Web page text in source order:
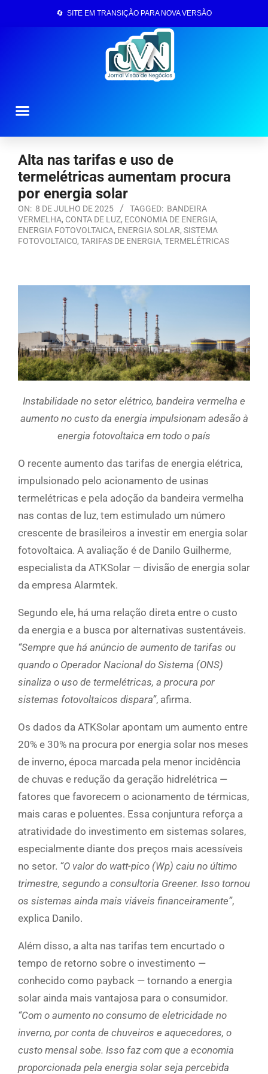
🔄 SITE EM TRANSIÇÃO PARA NOVA VERSÃO
Alta nas tarifas e uso de
termelétricas aumentam procura
por energia solar
ON: 8 DE JULHO DE 2025 TAGGED: BANDEIRA
VERMELHA, CONTA DE LUZ, ECONOMIA DE ENERGIA,
ENERGIA FOTOVOLTAICA, ENERGIA SOLAR, SISTEMA
FOTOVOLTAICO, TARIFAS DE ENERGIA, TERMELÉTRICAS
Instabilidade no setor elétrico, bandeira vermelha e
aumento no custo da energia impulsionam adesão à
energia fotovoltaica em todo o país
O recente aumento das tarifas de energia elétrica,
impulsionado pelo acionamento de usinas
termelétricas e pela adoção da bandeira vermelha
nas contas de luz, tem estimulado um número
crescente de brasileiros a investir em energia solar
fotovoltaica. A avaliação é de Danilo Guilherme,
especialista da ATKSolar — divisão de energia solar
da empresa Alarmtek.
Segundo ele, há uma relação direta entre o custo
da energia e a busca por alternativas sustentáveis.
“Sempre que há anúncio de aumento de tarifas ou
quando o Operador Nacional do Sistema (ONS)
sinaliza o uso de termelétricas, a procura por
sistemas fotovoltaicos dispara”, afirma.
Os dados da ATKSolar apontam um aumento entre
20% e 30% na procura por energia solar nos meses
de inverno, época marcada pela menor incidência
de chuvas e redução da geração hidrelétrica —
fatores que favorecem o acionamento de térmicas,
mais caras e poluentes. Essa conjuntura reforça a
atratividade do investimento em sistemas solares,
especialmente diante dos preços mais acessíveis
no setor. “O valor do watt-pico (Wp) caiu no último
trimestre, segundo a consultoria Greener. Isso tornou
os sistemas ainda mais viáveis financeiramente”,
explica Danilo.
Além disso, a alta nas tarifas tem encurtado o
tempo de retorno sobre o investimento —
conhecido como payback — tornando a energia
solar ainda mais vantajosa para o consumidor.
“Com o aumento no consumo de eletricidade no
inverno, por conta de chuveiros e aquecedores, o
custo mensal sobe. Isso faz com que a economia
proporcionada pela energia solar seja percebida